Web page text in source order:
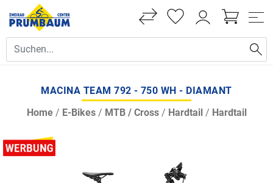
MACINA TEAM 792 - 750 WH - DIAMANT
Home/ E-Bikes/ MTB / Cross/ Hardtail/ Hardtail